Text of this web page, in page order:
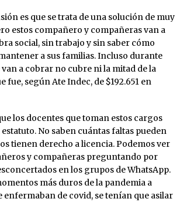
es que se trata de una solución de muy
estos compañero y compañeras van a
social, sin trabajo y sin saber cómo
a sus familias. Incluso durante
van a cobrar no cubre ni la mitad de la
fue, según Ate Indec, de $192.651 en
los docentes que toman estos cargos
No saben cuántas faltas pueden
tienen derecho a licencia. Podemos ver
y compañeras preguntando por
en los grupos de WhatsApp.
más duros de la pandemia a
enfermaban de covid, se tenían que asilar